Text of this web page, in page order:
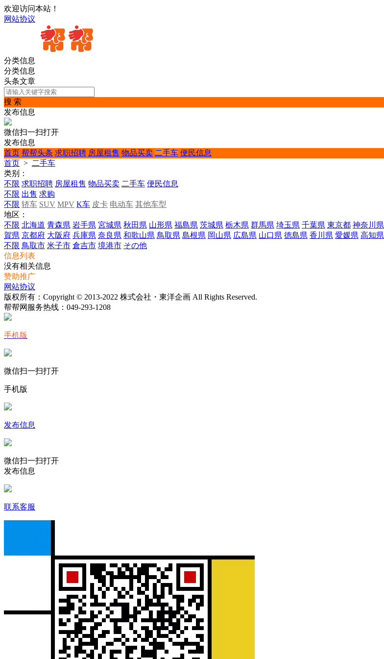
欢迎访问本站！
网站协议
分类信息
分类信息
头条文章
搜 索
发布信息
微信扫一扫打开
发布信息
首页 帮帮头条 求职招聘 房屋租售 物品买卖 二手车 便民信息
首页 > 二手车
类别：
不限 求职招聘 房屋租售 物品买卖 二手车 便民信息
不限 出售 求购
不限 轿车 SUV MPV K车 皮卡 电动车 其他车型
地区：
不限 北海道 青森県 岩手県 宮城県 秋田県 山形県 福島県 茨城県 栃木県 群馬県 埼玉県 千葉県 東京都 神奈川県
賀県 京都府 大阪府 兵庫県 奈良県 和歌山県 鳥取県 島根県 岡山県 広島県 山口県 徳島県 香川県 愛媛県 高知県
不限 鳥取市 米子市 倉吉市 境港市 その他
信息列表
没有相关信息
赞助推广
网站协议
版权所有：Copyright © 2013-2022 株式会社・東洋企画 All Rights Reserved.
帮帮网服务热线： 049-293-1208
手机版
微信扫一扫打开
手机版
发布信息
微信扫一扫打开
发布信息
联系客服